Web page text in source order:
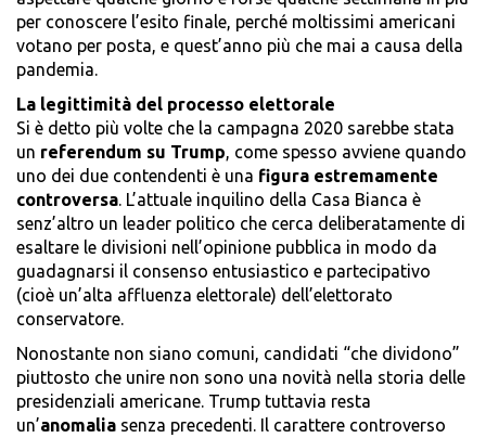
per conoscere l’esito finale, perché moltissimi americani
votano per posta, e quest’anno più che mai a causa della
pandemia.
La legittimità del processo elettorale
Si è detto più volte che la campagna 2020 sarebbe stata
un referendum su Trump, come spesso avviene quando
uno dei due contendenti è una figura estremamente
controversa. L’attuale inquilino della Casa Bianca è
senz’altro un leader politico che cerca deliberatamente di
esaltare le divisioni nell’opinione pubblica in modo da
guadagnarsi il consenso entusiastico e partecipativo
(cioè un’alta affluenza elettorale) dell’elettorato
conservatore.
Nonostante non siano comuni, candidati “che dividono”
piuttosto che unire non sono una novità nella storia delle
presidenziali americane. Trump tuttavia resta
un’anomalia senza precedenti. Il carattere controverso